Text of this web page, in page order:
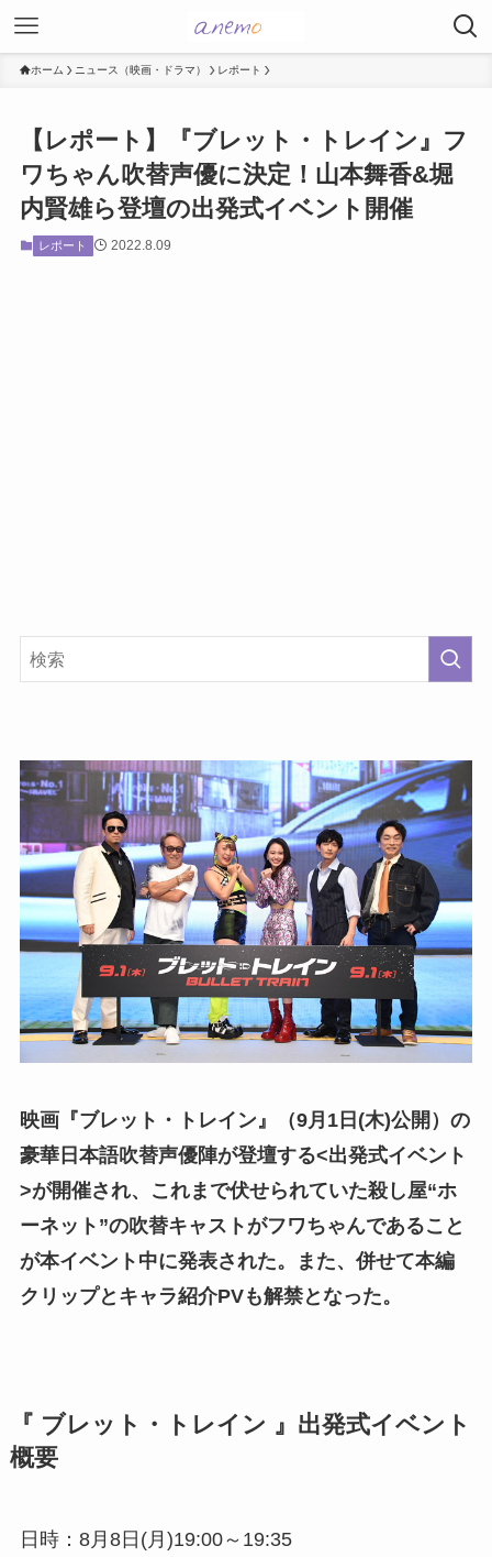
ホーム ニュース（映画・ドラマ） レポート
【レポート】『ブレット・トレイン』フ
ワちゃん吹替声優に決定！山本舞香&堀
内賢雄ら登壇の出発式イベント開催
レポート 2022.8.09
映画『ブレット・トレイン』（9月1日(木)公開）の
豪華日本語吹替声優陣が登壇する<出発式イベント
>が開催され、これまで伏せられていた殺し屋“ホ
ーネット”の吹替キャストがフワちゃんであること
が本イベント中に発表された。また、併せて本編
クリップとキャラ紹介PVも解禁となった。
『 ブレット・トレイン 』出発式イベント
概要
日時：8月8日(月)19:00～19:35